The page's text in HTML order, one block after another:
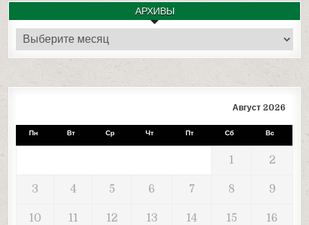
АРХИВЫ
Архивы
Август 2026
Пн Вт Ср Чт Пт Сб Вс
1 2
3 4 5 6 7 8 9
10 11 12 13 14 15 16